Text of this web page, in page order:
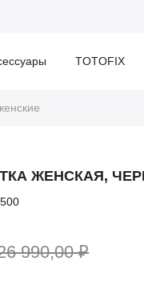
TOTOFIX
ЖЕНСКАЯ,
990,00 ₽